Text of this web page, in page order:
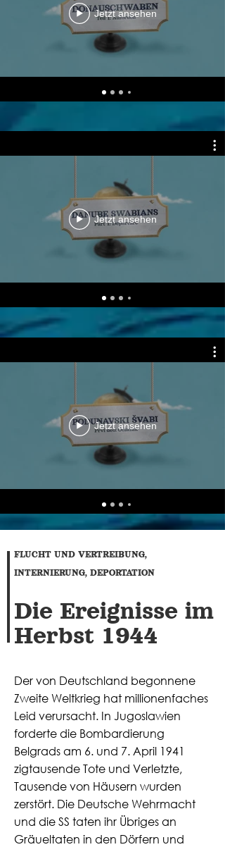
Jetzt ansehen
Jetzt ansehen
Jetzt ansehen
FLUCHT UND VERTREIBUNG,
INTERNIERUNG, DEPORTATION
Die Ereignisse im
Herbst 1944
Der von Deutschland begonnene
Zweite Weltkrieg hat millionenfaches
Leid verursacht. In Jugoslawien
forderte die Bombardierung
Belgrads am 6. und 7. April 1941
zigtausende Tote und Verletzte,
Tausende von Häusern wurden
zerstört. Die Deutsche Wehrmacht
und die SS taten ihr Übriges an
Gräueltaten in den Dörfern und